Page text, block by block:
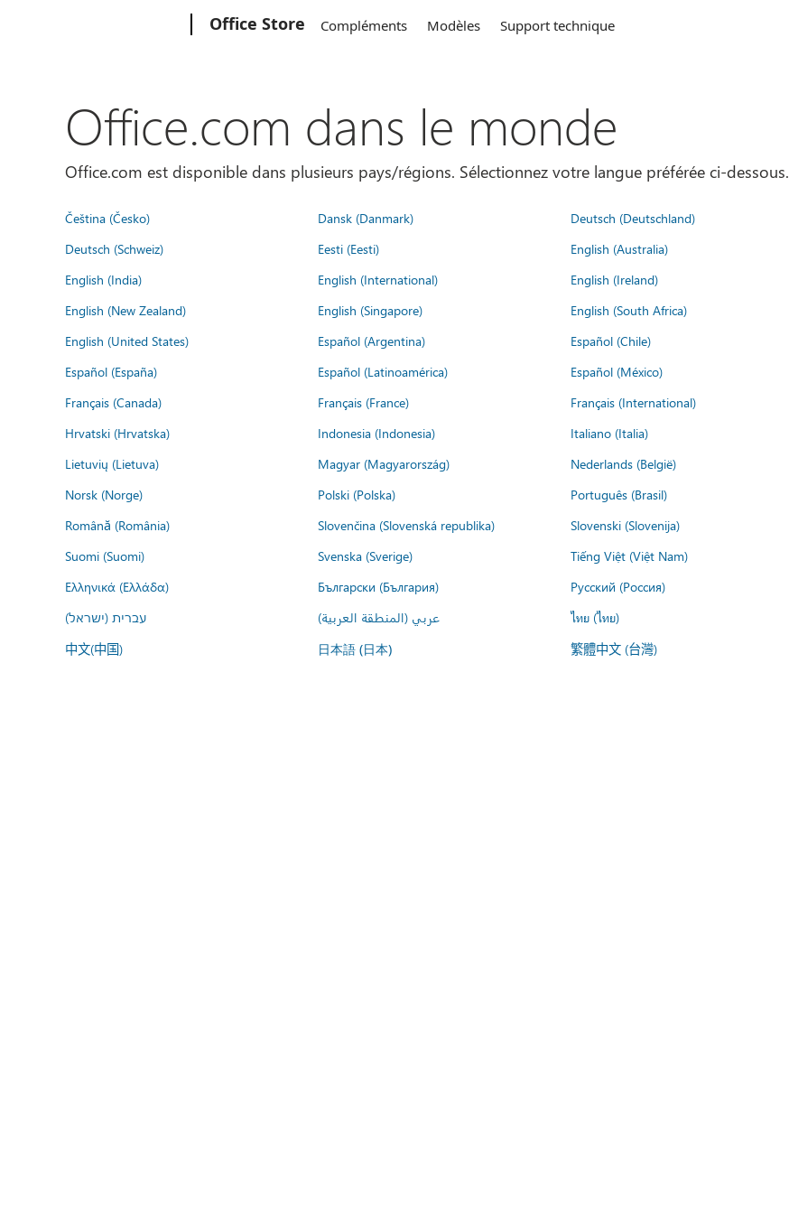
Office Store Compléments Modèles Support technique
Office.com dans le monde
Office.com est disponible dans plusieurs pays/régions. Sélectionnez votre langue préférée ci-dessous.
Čeština (Česko) Dansk (Danmark) Deutsch (Deutschland)
Deutsch (Schweiz)
Eesti (Eesti) English (Australia)
English (India)
English (International) English (Ireland)
English (New Zealand)
English (Singapore) English (South Africa)
English (United States)
Español (Argentina) Español (Chile)
Español (España)
Español (Latinoamérica) Español (México)
Français (Canada)
Français (France) Français (International)
Hrvatski (Hrvatska)
Indonesia (Indonesia) Italiano (Italia)
Lietuvių (Lietuva)
Magyar (Magyarország) Nederlands (België)
Norsk (Norge)
Polski (Polska) Português (Brasil)
Română (România)
Slovenčina (Slovenská republika) Slovenski (Slovenija)
Suomi (Suomi)
Svenska (Sverige) Tiếng Việt (Việt Nam)
Ελληνικά (Ελλάδα)
Български (България) Русский (Россия)
עברית (ישראל)
عربي (المنطقة العربية) ไทย (ไทย)
中文(中国) 日本語 (日本) 繁體中文 (台灣)